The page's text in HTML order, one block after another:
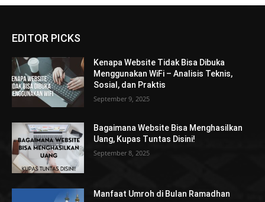
EDITOR PICKS
Kenapa Website Tidak Bisa Dibuka
Menggunakan WiFi – Analisis Teknis,
Sosial, dan Praktis
September 9, 2025
Bagaimana Website Bisa Menghasilkan
Uang, Kupas Tuntas Disini!
September 8, 2025
Manfaat Umroh di Bulan Ramadhan